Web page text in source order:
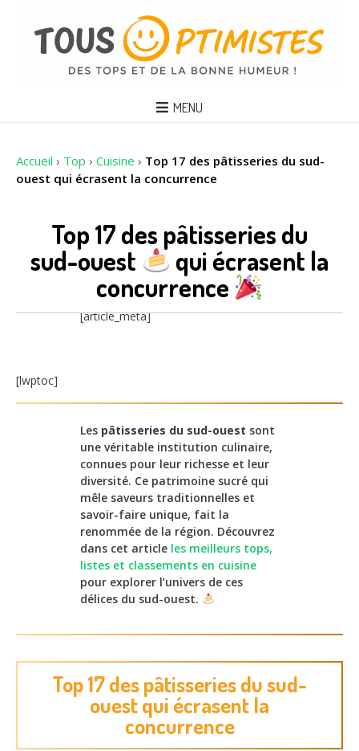
MENU
Accueil › Top › Cuisine › Top 17 des pâtisseries du sud-
ouest qui écrasent la concurrence
Top 17 des pâtisseries du
sud-ouest
qui écrasent la
concurrence
[article_meta]
[lwptoc]
Les pâtisseries du sud-ouest sont
une véritable institution culinaire,
connues pour leur richesse et leur
diversité. Ce patrimoine sucré qui
mêle saveurs traditionnelles et
savoir-faire unique, fait la
renommée de la région. Découvrez
dans cet article les meilleurs tops,
listes et classements en cuisine
pour explorer l’univers de ces
délices du sud-ouest.
Top 17 des pâtisseries du sud-
ouest qui écrasent la
concurrence